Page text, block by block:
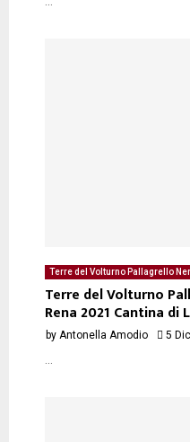
Terre del Volturno Pallagrello
Terre del Volturno
Rena 2021 Cantina di
by Antonella Amodio 5